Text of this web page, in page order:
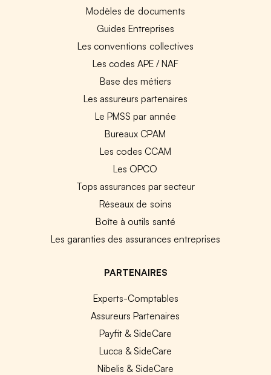
Modèles de documents
Guides Entreprises
Les conventions collectives
Les codes APE / NAF
Base des métiers
Les assureurs partenaires
Le PMSS par année
Bureaux CPAM
Les codes CCAM
Les OPCO
Tops assurances par secteur
Réseaux de soins
Boîte à outils santé
Les garanties des assurances entreprises
PARTENAIRES
Experts-Comptables
Assureurs Partenaires
Payfit & SideCare
Lucca & SideCare
Nibelis & SideCare